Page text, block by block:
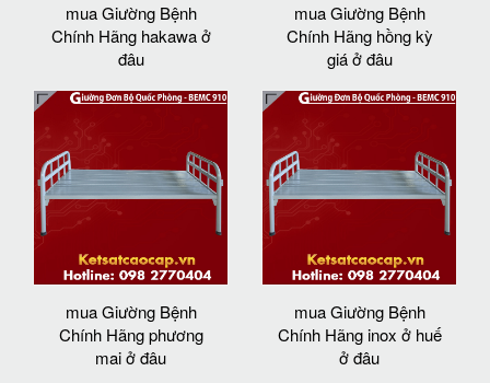
mua Giường Bệnh
Chính Hãng hakawa ở
đâu
mua Giường Bệnh
Chính Hãng hồng kỳ
giá ở đâu
mua Giường Bệnh
Chính Hãng phương
mai ở đâu
mua Giường Bệnh
Chính Hãng inox ở huế
ở đâu